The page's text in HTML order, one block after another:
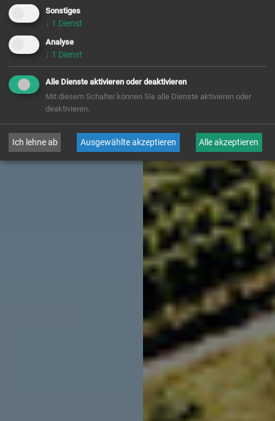
Sonstiges
↓ 1 Dienst
Analyse
↓ 1 Dienst
Alle Dienste aktivieren oder deaktivieren
Mit diesem Schalter können Sie alle Dienste aktivieren oder
deaktivieren.
Ich lehne ab Ausgewählte akzeptieren Alle akzeptieren